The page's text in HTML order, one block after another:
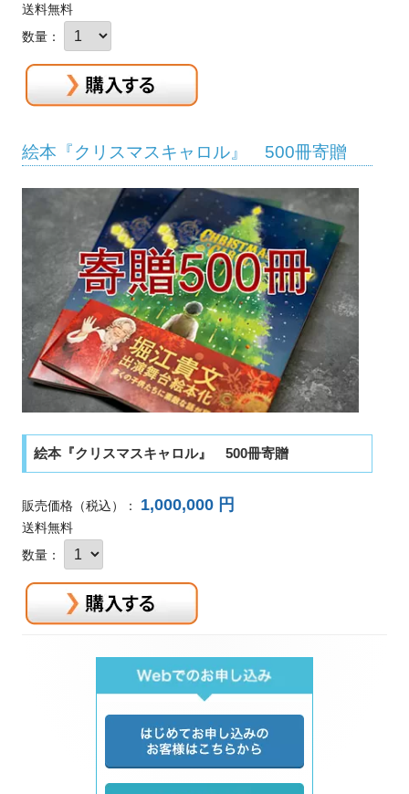
送料無料
数量：
絵本『クリスマスキャロル』 500冊寄贈
絵本『クリスマスキャロル』 500冊寄贈
販売価格 （税込） ： 1,000,000 円
送料無料
数量：